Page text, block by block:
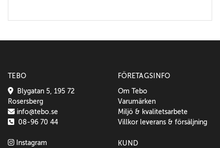
TEBO
Blygatan 5, 195 72
Rosersberg
info@tebo.se
08-96 70 44
Instagram
FÖRETAGSINFO
Om Tebo
Varumärken
Miljö & kvalitetsarbete
Villkor leverans & försäljning
KUND